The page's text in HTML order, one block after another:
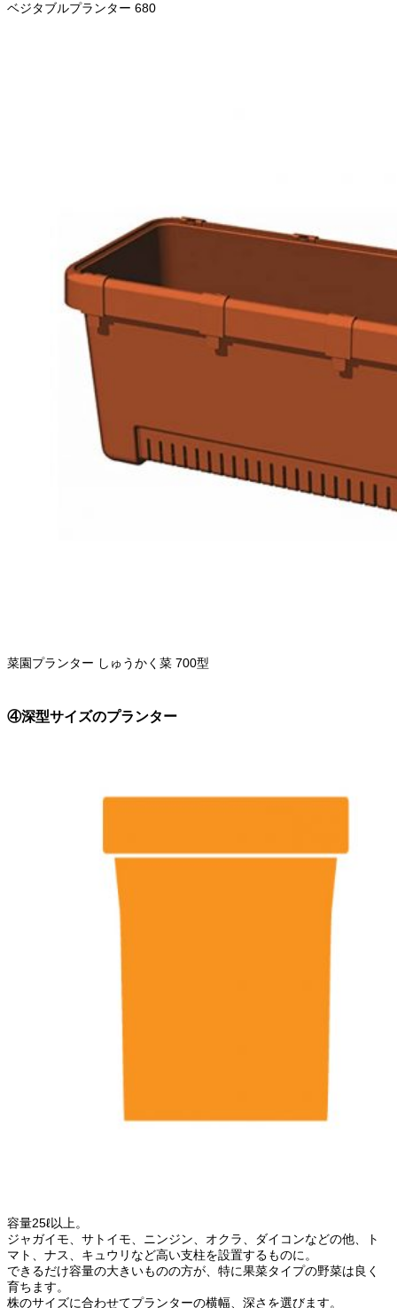
ベジタブルプランター 680
菜園プランター しゅうかく菜 700型
④深型サイズのプランター
容量25ℓ以上。
ジャガイモ、サトイモ、ニンジン、オクラ、ダイコンなどの他、ト
マト、ナス、キュウリなど高い支柱を設置するものに。
できるだけ容量の大きいものの方が、特に果菜タイプの野菜は良く
育ちます。
株のサイズに合わせてプランターの横幅、深さを選びます。